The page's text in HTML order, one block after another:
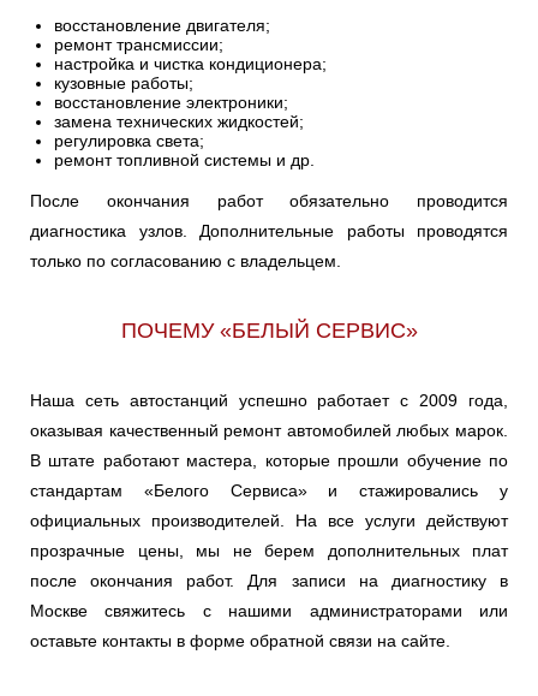
восстановление двигателя;
ремонт трансмиссии;
настройка и чистка кондиционера;
кузовные работы;
восстановление электроники;
замена технических жидкостей;
регулировка света;
ремонт топливной системы и др.
После окончания работ обязательно проводится
диагностика узлов. Дополнительные работы проводятся
только по согласованию с владельцем.
ПОЧЕМУ «БЕЛЫЙ СЕРВИС»
Наша сеть автостанций успешно работает с 2009 года,
оказывая качественный ремонт автомобилей любых марок.
В штате работают мастера, которые прошли обучение по
стандартам «Белого Сервиса» и стажировались у
официальных производителей. На все услуги действуют
прозрачные цены, мы не берем дополнительных плат
после окончания работ. Для записи на диагностику в
Москве свяжитесь с нашими администраторами или
оставьте контакты в форме обратной связи на сайте.